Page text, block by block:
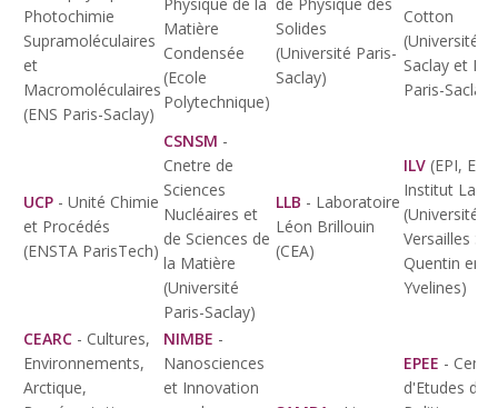
Photochimie
Supramoléculaires
et
Macromoléculaires
(ENS Paris-Saclay)
Matière
Condensée
(Ecole
Polytechnique)
Solides
(Université Paris-
Saclay)
Cotton
(Université
Saclay et
Paris-Saclay)
UCP - Unité Chimie
et Procédés
(ENSTA ParisTech)
CSNSM -
Cnetre de
Sciences
Nucléaires et
de Sciences de
la Matière
(Université
Paris-Saclay)
LLB - Laboratoire
Léon Brillouin
(CEA)
ILV (EPI,
Institut
(Université
Versailles
Quentin en
Yvelines)
CEARC - Cultures,
Environnements,
Arctique,
NIMBE -
Nanosciences
et Innovation
EPEE -
d'Etudes des